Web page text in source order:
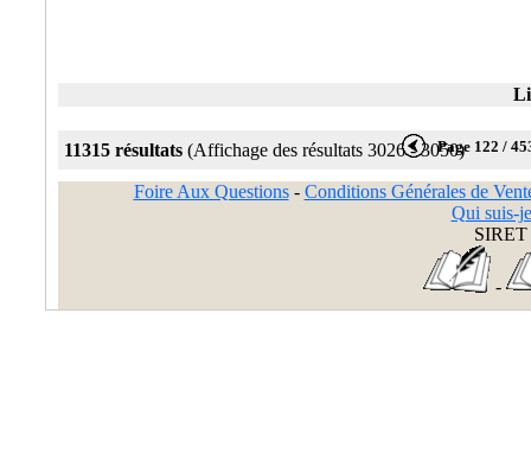
11315 résultats (Affichage des résultats 3026 - 3050)Page 122 /
Foire Aux Questions- Conditions Générales de
Qui suis-
SIRET
-